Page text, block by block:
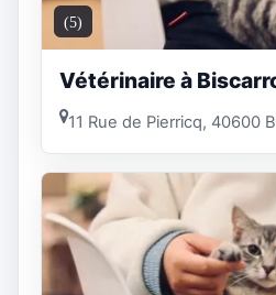
(5)
Vétérinaire à
11 Rue de Pierricq, 40600